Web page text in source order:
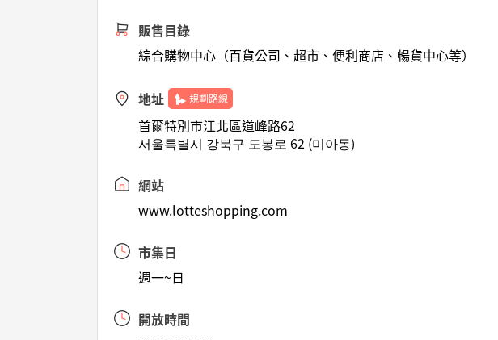
販售目錄
綜合購物中心（百貨公司、超市、便利商店、暢貨中心等）
地址 規劃路線
首爾特別市江北區道峰路62
서울특별시 강북구 도봉로 62 (미아동)
網站
www.lotteshopping.com
市集日
週一~日
開放時間